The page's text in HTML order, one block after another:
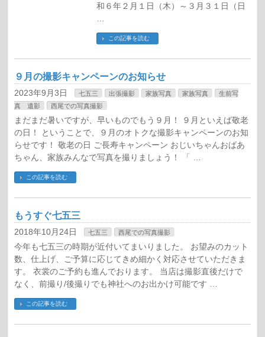
和６年２月１日（木）～３月３１日（日
この記事を読む
９月の撮影キャンペーンのお知らせ
2023年9月3日 七五三 出張撮影 家族写真 家族写真
生前写
真 遺影
西尾での写真撮影
まだまだ暑いですが、早いものでもう９月！ ９月といえば敬老
の日！ ということで、９月のオトクな撮影キャンペーンのお知
らせです！ 敬老の日 ご長寿キャンペーン おじいちゃんおばあ
ちゃん、家族みんなで写真を撮りましょう！ 「 …
この記事を読む
もうすぐ七五三
2018年10月24日 七五三 西尾での写真撮影
今年も七五三の時期が近付いてまいりました。 お望みのカット
数、仕上げ、ご予算に応じてきめ細かく対応させていただきま
す。 衣裳のご予約も進んでおります。 当店は撮影直後だけで
なく、前撮り/後撮りでも神社へのお出かけ可能です …
この記事を読む